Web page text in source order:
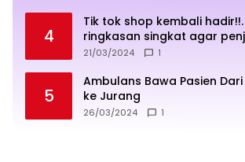
4
Tik tok shop kembali
ringkasan singkat agar
sukses
21/03/2024 1
5
Ambulans Bawa Pasien
ke Jurang
26/03/2024 1